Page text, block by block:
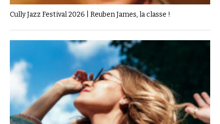
Cully Jazz Festival 2026 | Reuben James, la classe !